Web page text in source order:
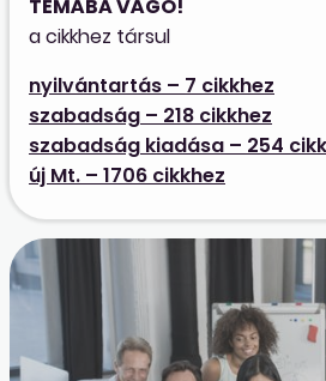
TÉMÁBA VÁGÓ!
a cikkhez társul
nyilvántartás – 7 cikkhez
szabadság – 218 cikkhez
szabadság kiadása – 254
új Mt. – 1706 cikkhez